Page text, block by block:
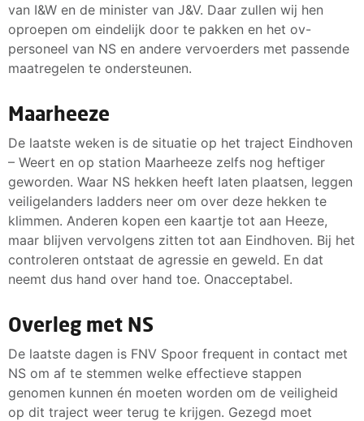
van I&W en de minister van J&V. Daar zullen wij hen
oproepen om eindelijk door te pakken en het ov-
personeel van NS en andere vervoerders met passende
maatregelen te ondersteunen.
Maarheeze
De laatste weken is de situatie op het traject Eindhoven
– Weert en op station Maarheeze zelfs nog heftiger
geworden. Waar NS hekken heeft laten plaatsen, leggen
veiligelanders ladders neer om over deze hekken te
klimmen. Anderen kopen een kaartje tot aan Heeze,
maar blijven vervolgens zitten tot aan Eindhoven. Bij het
controleren ontstaat de agressie en geweld. En dat
neemt dus hand over hand toe. Onacceptabel.
Overleg met NS
De laatste dagen is FNV Spoor frequent in contact met
NS om af te stemmen welke effectieve stappen
genomen kunnen én moeten worden om de veiligheid
op dit traject weer terug te krijgen. Gezegd moet